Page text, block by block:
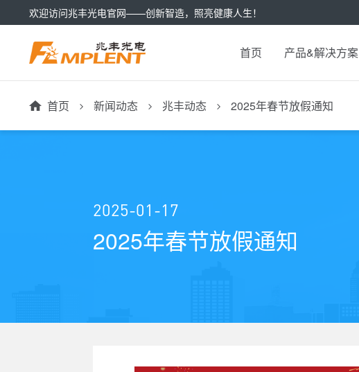
欢迎访问兆丰光电官网——创新智造，照亮健康人生！
首页 产品&解决方案
首页 新闻动态 兆丰动态 2025年春节放假通知
2025-01-17
2025年春节放假通知